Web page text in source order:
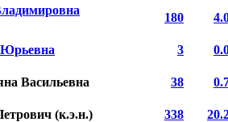
180
Юрьевна 3
Васильевна 38
(к.э.н.) 338